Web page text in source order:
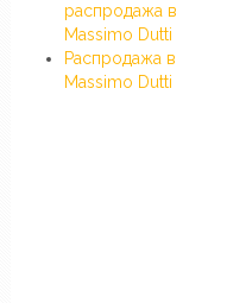
распродажа в
Massimo Dutti
Распродажа в
Massimo Dutti